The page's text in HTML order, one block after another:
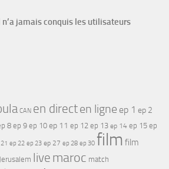
n’a jamais conquis les utilisateurs
CAN en directen ligne ep 1 ep 2
8 ep 9 ep 10 ep 11 ep 12 ep 13 ep 14 ep 15 ep
ep 22 ep 23 ep 27 ep 28 ep 30 film film
Jerusalem live maroc match